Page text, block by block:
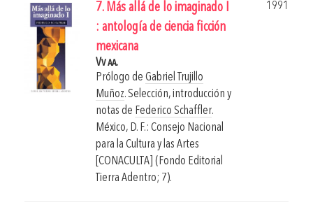
7. Más allá de lo imaginado I
: antología de ciencia ficción
mexicana
1991
Vv aa.
Prólogo de Gabriel Trujillo
Muñoz. Selección, introducción y
notas de Federico Schaffler.
México, D. F.: Consejo Nacional
para la Cultura y las Artes
[CONACULTA] (Fondo Editorial
Tierra Adentro; 7).